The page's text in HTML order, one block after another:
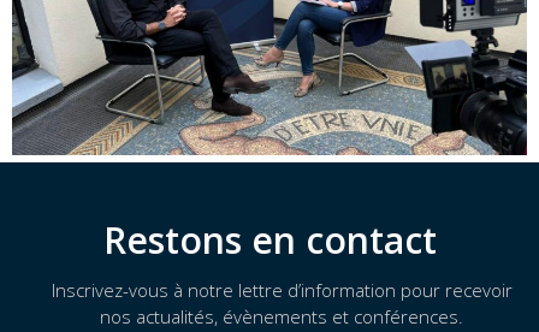
Restons en contact
Inscrivez-vous à notre lettre d’information pour recevoir
nos actualités, évènements et conférences.